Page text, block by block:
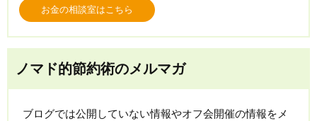
お金の相談室はこちら
ノマド的節約術のメルマガ
ブログでは公開していない情報やオフ会開催の情報をメ